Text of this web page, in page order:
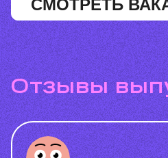
СМОТРЕТЬ
отзывы